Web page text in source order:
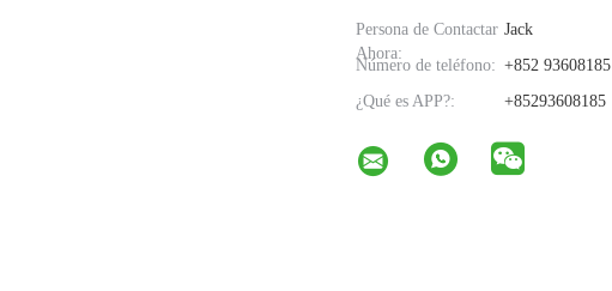
Persona de Contactar
Ahora:
Jack
Número de teléfono: +852 93608185
¿Qué es APP?:
+85293608185